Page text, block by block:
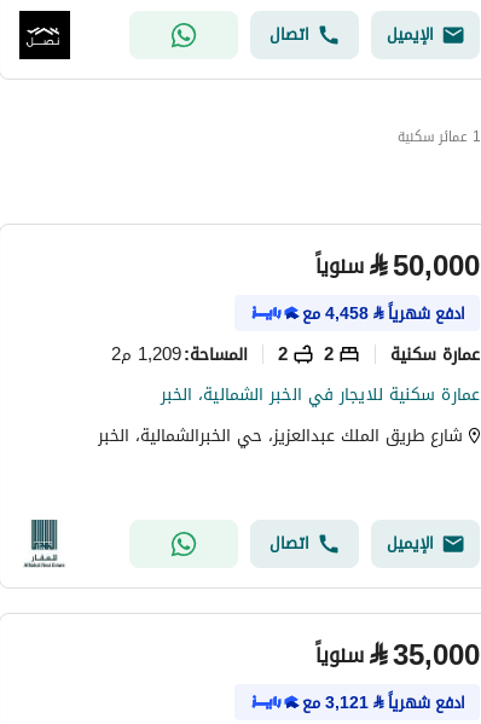
الإيميل اتصال
⃁50,000 سنوياً
ادفع شهرياً⃁
4,458مع
عمارة سكنية 2
2 المساحة:1,209 م2
عمارة سكنية للايجار في الخبر الشمالية، الخبر
شارع طريق الملك عبدالعزيز، حي الخبرالشمالية، الخبر
الإيميل اتصال
⃁35,000 سنوياً
ادفع شهرياً⃁
3,121مع